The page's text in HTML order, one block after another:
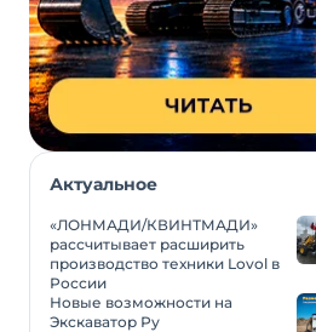
Актуальное
«ЛОНМАДИ/КВИНТМАДИ»
рассчитывает расширить
производство техники Lovol в
России
Новые возможности на
Экскаватор Ру